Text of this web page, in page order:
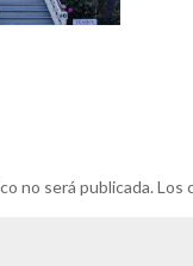
no será publicada. Los